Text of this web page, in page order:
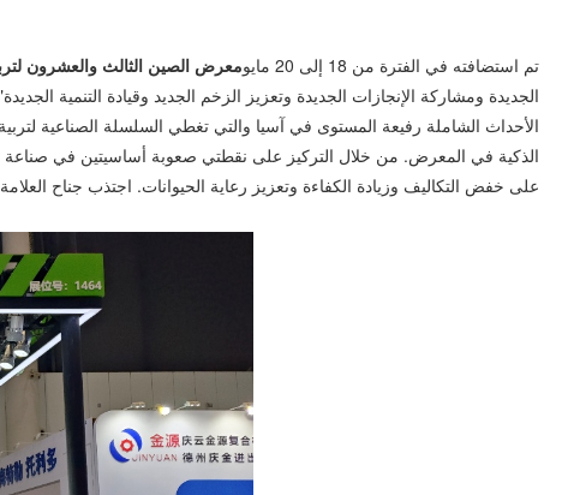
تم استضافته في الفترة من 18 إلى 20 مايو
معرض الصين الثالث والعشرون لتربية
الأحداث الشاملة رفيعة المستوى في آسيا والتي تغطي السلسلة الصناعية لتربية
على خفض التكاليف وزيادة الكفاءة وتعزيز رعاية الحيوانات. اجتذب جناح